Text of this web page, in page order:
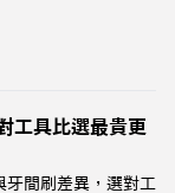
工具比選最貴更
牙間刷差異，選對工